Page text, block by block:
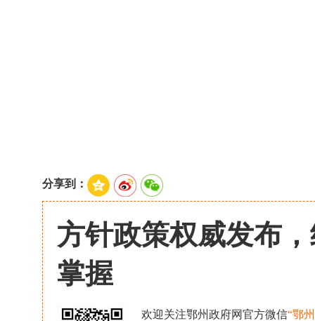
分享到：
方针政策权威发布
掌握
欢迎关注鄂州政府网官方微信“鄂